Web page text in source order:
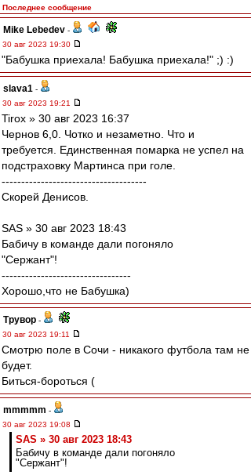
Последнее сообщение
Mike Lebedev -
30 авг 2023 19:30
"Бабушка приехала! Бабушка приехала!" ;) :)
slava1 -
30 авг 2023 19:21
Tirox » 30 авг 2023 16:37
Чернов 6,0. Чотко и незаметно. Что и
требуется. Единственная помарка не успел на
подстраховку Мартинса при голе.
-------------------------------------
Cкорей Денисов.
SAS » 30 авг 2023 18:43
Бабичу в команде дали погоняло
"Сержант"!
---------------------------------
Хорошо,что не Бабушка)
Трувор -
30 авг 2023 19:11
Смотрю поле в Сочи - никакого футбола там не
будет.
Биться-бороться (
mmmmm -
30 авг 2023 19:08
SAS » 30 авг 2023 18:43
Бабичу в команде дали погоняло
"Сержант"!